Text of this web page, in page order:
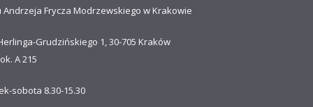
Frycza Modrzewskiego w Krakowie
Grudzińskiego 1, 30-705 Kraków
A 215
sobota 8.30-15.30